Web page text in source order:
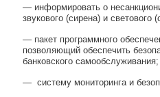
— информировать о
звукового (сирена) и светового
— пакет программного
позволяющий обеспечить
банковского самообслуживания;
— систему мониторинга и